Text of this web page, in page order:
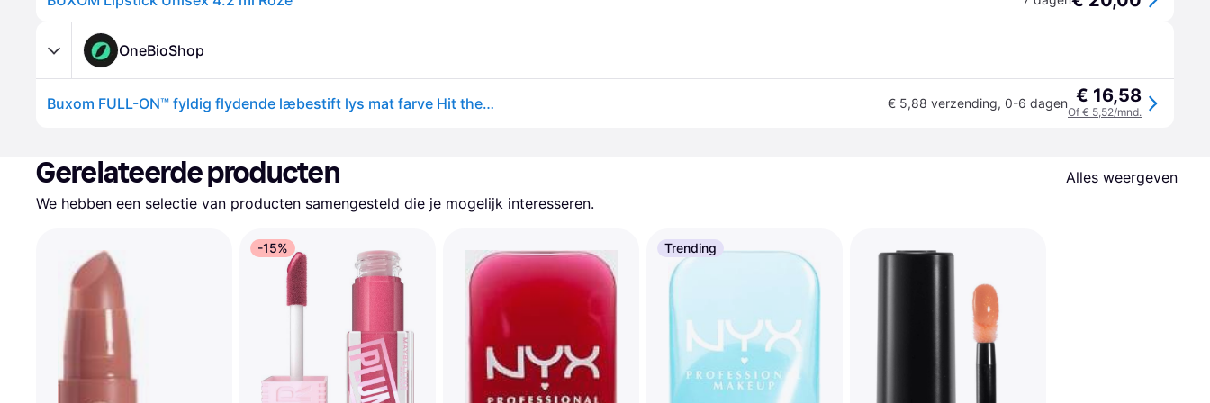
OneBioShop
Buxom FULL-ON™ fyldig flydende læbestift lys mat farve Hit the Beach 4,2 ml € 5,88 verzending, 0-6 dagen € 16,58
Of € 5,52/mnd.
Gerelateerde producten
Alles weergeven
We hebben een selectie van producten samengesteld die je mogelijk interesseren.
-15% Trending